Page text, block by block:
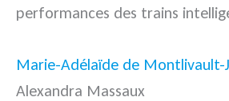
performances des trains
Marie-Adélaïde de Montlivault-
Alexandra Massaux